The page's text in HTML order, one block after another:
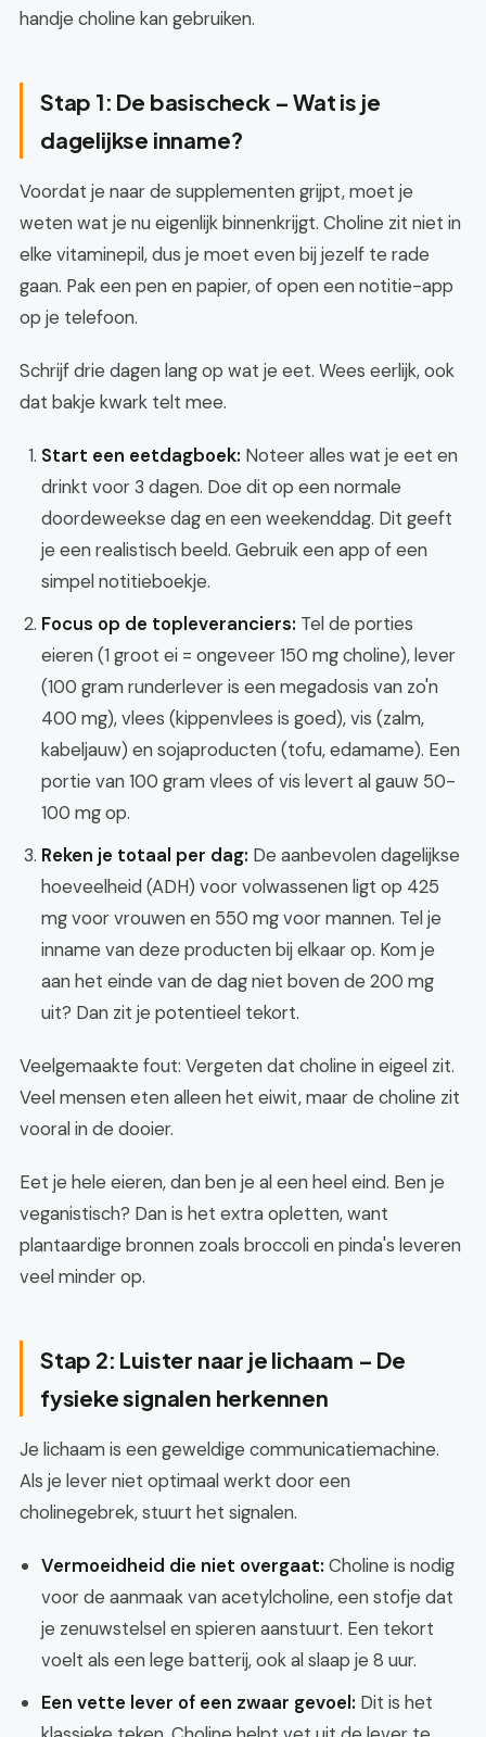
handje choline kan gebruiken.
Stap 1: De basischeck – Wat is je
dagelijkse inname?
Voordat je naar de supplementen grijpt, moet je
weten wat je nu eigenlijk binnenkrijgt. Choline zit niet in
elke vitaminepil, dus je moet even bij jezelf te rade
gaan. Pak een pen en papier, of open een notitie-app
op je telefoon.
Schrijf drie dagen lang op wat je eet. Wees eerlijk, ook
dat bakje kwark telt mee.
Start een eetdagboek: Noteer alles wat je eet en
drinkt voor 3 dagen. Doe dit op een normale
doordeweekse dag en een weekenddag. Dit geeft
je een realistisch beeld. Gebruik een app of een
simpel notitieboekje.
Focus op de topleveranciers: Tel de porties
eieren (1 groot ei = ongeveer 150 mg choline), lever
(100 gram runderlever is een megadosis van zo'n
400 mg), vlees (kippenvlees is goed), vis (zalm,
kabeljauw) en sojaproducten (tofu, edamame). Een
portie van 100 gram vlees of vis levert al gauw 50-
100 mg op.
Reken je totaal per dag: De aanbevolen dagelijkse
hoeveelheid (ADH) voor volwassenen ligt op 425
mg voor vrouwen en 550 mg voor mannen. Tel je
inname van deze producten bij elkaar op. Kom je
aan het einde van de dag niet boven de 200 mg
uit? Dan zit je potentieel tekort.
Veelgemaakte fout: Vergeten dat choline in eigeel zit.
Veel mensen eten alleen het eiwit, maar de choline zit
vooral in de dooier.
Eet je hele eieren, dan ben je al een heel eind. Ben je
veganistisch? Dan is het extra opletten, want
plantaardige bronnen zoals broccoli en pinda's leveren
veel minder op.
Stap 2: Luister naar je lichaam – De
fysieke signalen herkennen
Je lichaam is een geweldige communicatiemachine.
Als je lever niet optimaal werkt door een
cholinegebrek, stuurt het signalen.
Vermoeidheid die niet overgaat: Choline is nodig
voor de aanmaak van acetylcholine, een stofje dat
je zenuwstelsel en spieren aanstuurt. Een tekort
voelt als een lege batterij, ook al slaap je 8 uur.
Een vette lever of een zwaar gevoel: Dit is het